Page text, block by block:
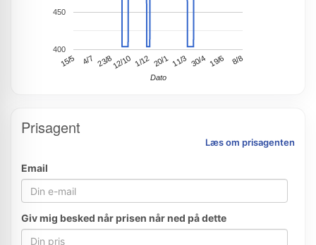
15/5 4/7 23/812/10 1/12 20/1 11/3 30/4 19/6 8/8
400
450
Dato
Prisagent
Læs om prisagenten
Email
Giv mig besked når prisen når ned på dette